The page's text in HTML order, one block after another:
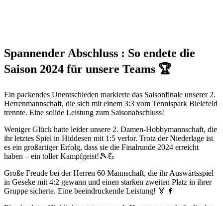
Spannender Abschluss : So endete die
Saison 2024 für unsere Teams 🏆
Ein packendes Unentschieden markierte das Saisonfinale unserer 2.
Herrenmannschaft, die sich mit einem 3:3 vom Tennispark Bielefeld
trennte. Eine solide Leistung zum Saisonabschluss!
Weniger Glück hatte leider unsere 2. Damen-Hobbymannschaft, die
ihr letztes Spiel in Hiddesen mit 1:5 verlor. Trotz der Niederlage ist
es ein großartiger Erfolg, dass sie die Finalrunde 2024 erreicht
haben – ein toller Kampfgeist!🎾💪
Große Freude bei der Herren 60 Mannschaft, die ihr Auswärtsspiel
in Geseke mit 4:2 gewann und einen starken zweiten Platz in ihrer
Gruppe sicherte. Eine beeindruckende Leistung! 🏅👴